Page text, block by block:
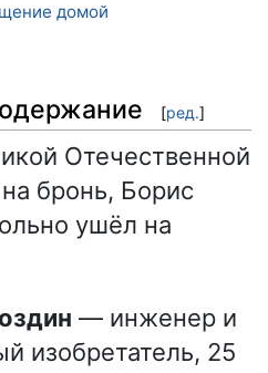
домой
[ред.]
Отечественной
бронь, Борис
ушёл на
— инженер и
изобретатель, 25